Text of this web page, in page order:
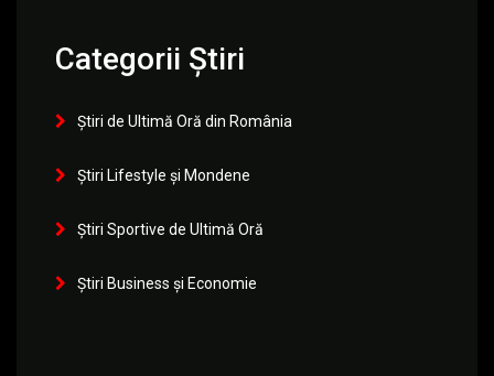
Categorii Știri
Știri de Ultimă Oră din România
Știri Lifestyle și Mondene
Știri Sportive de Ultimă Oră
Știri Business și Economie